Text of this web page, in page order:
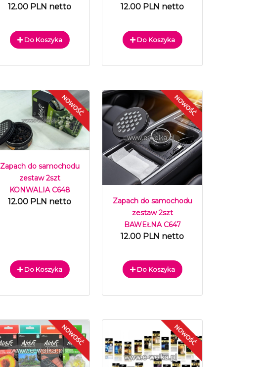
12.00 PLN netto
Do Koszyka
12.00 PLN netto
Do Koszyka
Zapach do samochodu
zestaw 2szt
KONWALIA C648
12.00 PLN netto
Do Koszyka
Zapach do samochodu
zestaw 2szt
BAWEŁNA C647
12.00 PLN netto
Do Koszyka